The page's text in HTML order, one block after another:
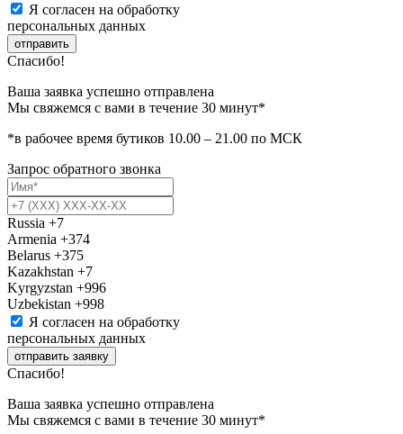
Я согласен на обработку
персональных данных
отправить
Спасибо!
Ваша заявка успешно отправлена
Мы свяжемся с вами в течение 30 минут*
*в рабочее время бутиков 10.00 – 21.00 по МСК
Запрос обратного звонка
Russia +7
Armenia +374
Belarus +375
Kazakhstan +7
Kyrgyzstan +996
Uzbekistan +998
Я согласен на обработку
персональных данных
отправить заявку
Спасибо!
Ваша заявка успешно отправлена
Мы свяжемся с вами в течение 30 минут*